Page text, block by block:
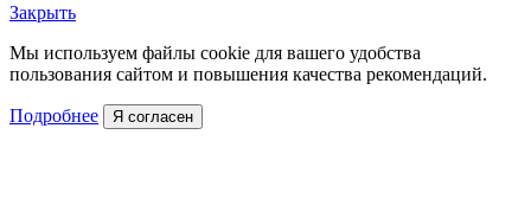
Закрыть
Мы используем файлы cookie для вашего удобства
пользования сайтом и повышения качества рекомендаций.
Подробнее Я согласен